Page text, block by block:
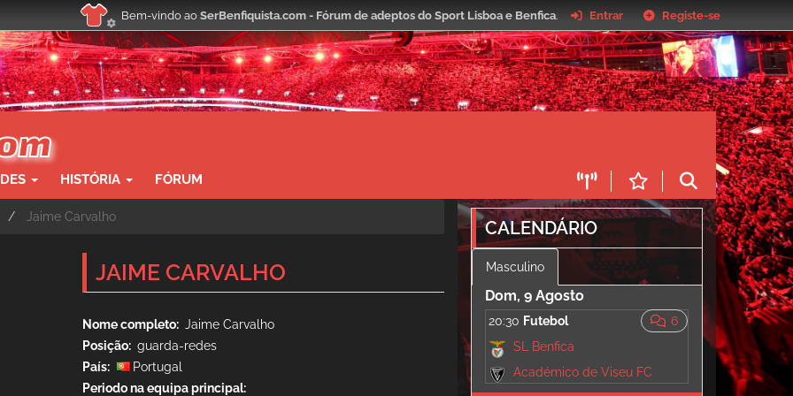
Bem-vindo ao SerBenfiquista.com - Fórum de adeptos do Sport Lisboa e Benfica. Entrar Registe-se
HISTÓRIA FÓRUM
Jaime Carvalho
JAIME CARVALHO
Nome completo
Jaime Carvalho
Posição
guarda-redes
País
Portugal
Periodo na equipa principal
CALENDÁRIO
Masculino
Dom, 9 Agosto
6
20:30 Futebol
SL Benfica
Académico de Viseu FC